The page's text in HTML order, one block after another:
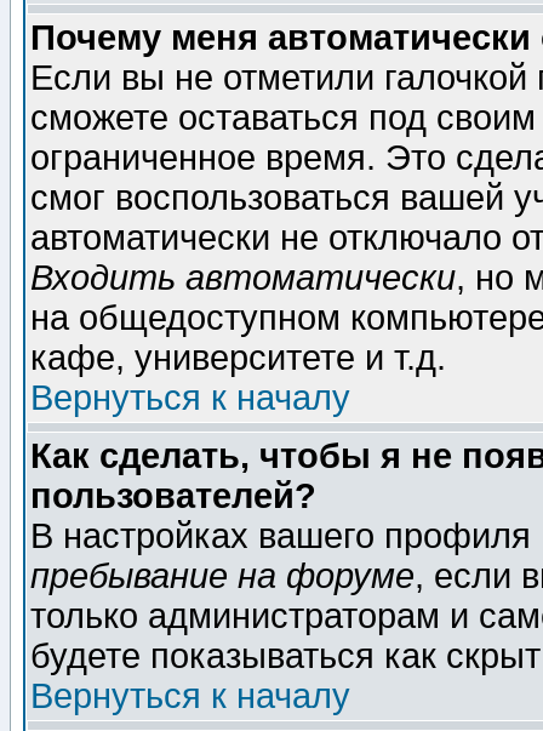
Почему меня автоматически
Если вы не отметили галочкой
сможете оставаться под
ограниченное время. Это
смог воспользоваться вашей
автоматически не отключало
Входить автоматически, но
на общедоступном
кафе, университете и т.д.
Вернуться к началу
Как сделать, чтобы я не
пользователей?
В настройках вашего
пребывание на форуме, если
только администраторам и
будете показываться как
Вернуться к началу